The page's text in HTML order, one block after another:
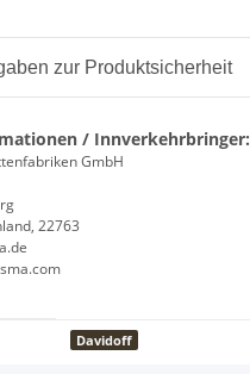
zur Produktsicherheit
/ Innverkehrbringer:
GmbH
22763
Davidoff